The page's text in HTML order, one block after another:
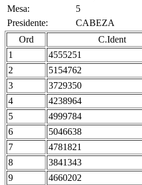
Mesa:
5
Presidente:
CABEZA
Ord
C.Ident
1
4555251
2 5154762
3 3729350
4 4238964
5 4999784
6 5046638
7 4781821
8 3841343
9 4660202